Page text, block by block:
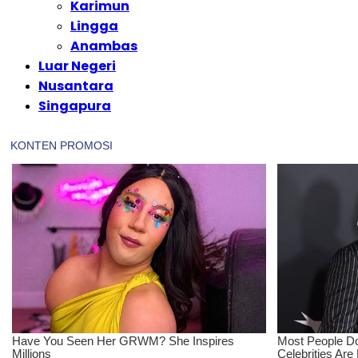
Karimun
Lingga
Anambas
Luar Negeri
Nusantara
Singapura